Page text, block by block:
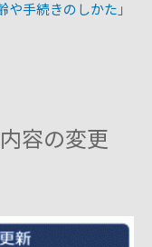
手続きのしかた」
容の変更